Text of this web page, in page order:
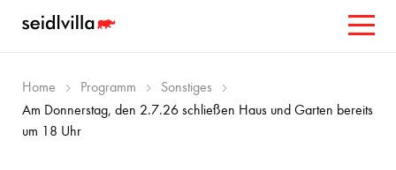
Home Programm
Sonstiges
Am Donnerstag, den 2.7.26 schließen Haus und Garten bereits
um 18 Uhr